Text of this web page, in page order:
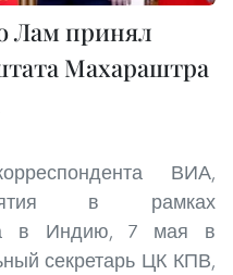
Лам принял
Махараштра
ВИА,
в рамках
в Индию, 7 мая в
секретарь ЦК КПВ,